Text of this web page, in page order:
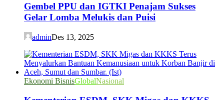
Gembel PPU dan IGTKI Penajam Sukses
Gelar Lomba Melukis dan Puisi
adminDes 13, 2025
Ekonomi BisnisGlobalNasional